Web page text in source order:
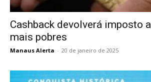
Cashback devolverá imposto
mais pobres
Manaus Alerta - 20 de janeiro de 2025